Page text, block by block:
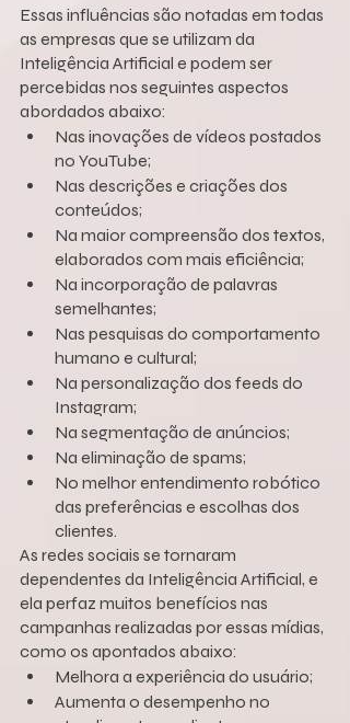
Essas influências são notadas em todas
as empresas que se utilizam da
Inteligência Artificial e podem ser
percebidas nos seguintes aspectos
abordados abaixo:
Nas inovações de vídeos postados
no YouTube;
Nas descrições e criações dos
conteúdos;
Na maior compreensão dos textos,
elaborados com mais eficiência;
Na incorporação de palavras
semelhantes;
Nas pesquisas do comportamento
humano e cultural;
Na personalização dos feeds do
Instagram;
Na segmentação de anúncios;
Na eliminação de spams;
No melhor entendimento robótico
das preferências e escolhas dos
clientes.
As redes sociais se tornaram
dependentes da Inteligência Artificial, e
ela perfaz muitos benefícios nas
campanhas realizadas por essas mídias,
como os apontados abaixo:
Melhora a experiência do usuário;
Aumenta o desempenho no